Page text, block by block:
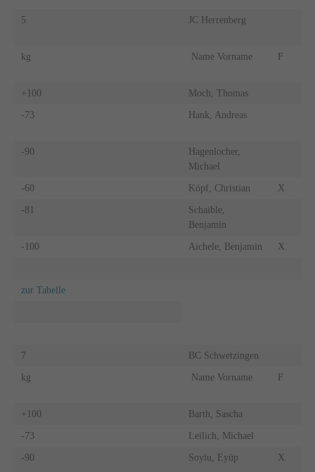
5 JC Herrenberg
kg Name Vorname F
+100 Moch, Thomas
-73 Hank, Andreas
-90
Hagenlocher,
Michael
-60 Köpf, Christian X
-81
Schaible,
Benjamin
-100 Aichele, Benjamin X
zur Tabelle
7 BC Schwetzingen
kg Name Vorname F
+100 Barth, Sascha
-73 Leilich, Michael
-90 Soylu, Eyüp X